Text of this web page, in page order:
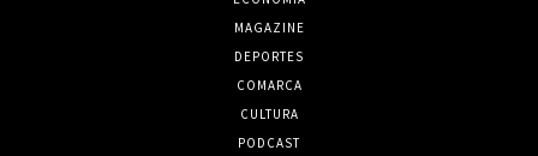
MAGAZINE
DEPORTES
COMARCA
CULTURA
PODCAST